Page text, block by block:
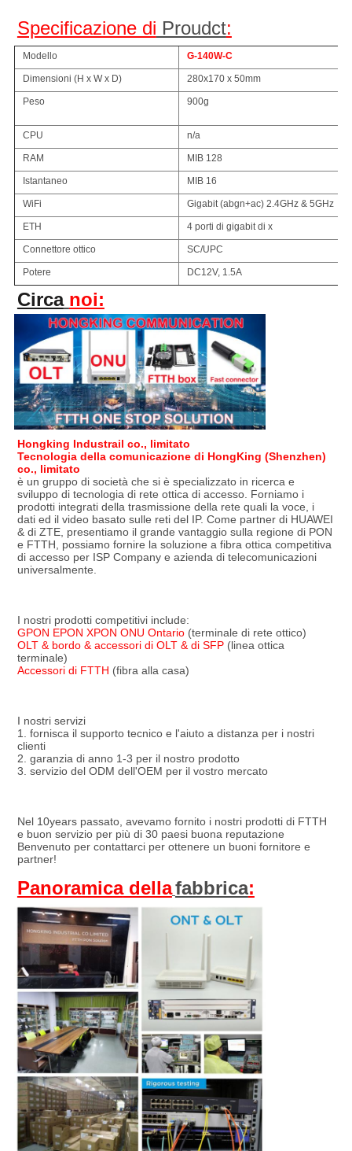
Specificazione di Proudct:
Modello G-140W-C
Dimensioni (H x W x D) 280x170 x 50mm
Peso 900g
CPU n/a
RAM MIB 128
Istantaneo MIB 16
WiFi Gigabit (abgn+ac) 2.4GHz & 5GHz
ETH 4 porti di gigabit di x
Connettore ottico SC/UPC
Potere DC12V, 1.5A
Circa noi:
Hongking Industrail co., limitato
Tecnologia della comunicazione di HongKing (Shenzhen)
co., limitato
è un gruppo di società che si è specializzato in ricerca e
sviluppo di tecnologia di rete ottica di accesso. Forniamo i
prodotti integrati della trasmissione della rete quali la voce, i
dati ed il video basato sulle reti del IP. Come partner di HUAWEI
& di ZTE, presentiamo il grande vantaggio sulla regione di PON
e FTTH, possiamo fornire la soluzione a fibra ottica competitiva
di accesso per ISP Company e azienda di telecomunicazioni
universalmente.
I nostri prodotti competitivi include:
GPON EPON XPON ONU Ontario (terminale di rete ottico)
OLT & bordo & accessori di OLT & di SFP (linea ottica
terminale)
Accessori di FTTH (fibra alla casa)
I nostri servizi
1. fornisca il supporto tecnico e l'aiuto a distanza per i nostri
clienti
2. garanzia di anno 1-3 per il nostro prodotto
3. servizio del ODM dell'OEM per il vostro mercato
Nel 10years passato, avevamo fornito i nostri prodotti di FTTH
e buon servizio per più di 30 paesi buona reputazione
Benvenuto per contattarci per ottenere un buoni fornitore e
partner!
Panoramica dellafabbrica: